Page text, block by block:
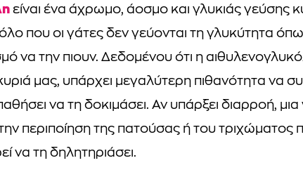
είναι ένα άχρωμο, άοσμο και γλυκιάς γεύσης
που οι γάτες δεν γεύονται τη γλυκύτητα
να την πιουν. Δεδομένου ότι η
μας, υπάρχει μεγαλύτερη πιθανότητα να
να τη δοκιμάσει. Αν υπάρξει διαρροή, μια
περιποίηση της πατούσας ή του τριχώματος
να τη δηλητηριάσει.